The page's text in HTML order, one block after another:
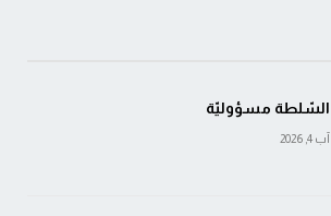
السّلطة مسؤوليّة
آب 4, 2026